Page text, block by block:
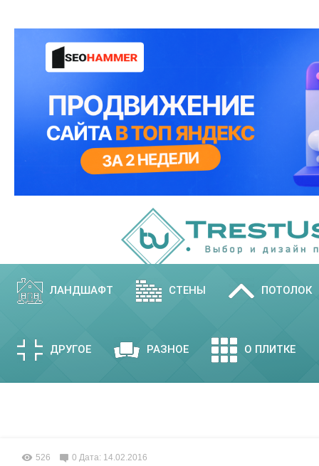
ЛАНДШАФТ СТЕНЫ ПОТОЛОК
ДРУГОЕ РАЗНОЕ О ПЛИТКЕ
526 0 Дата: 14.02.2016